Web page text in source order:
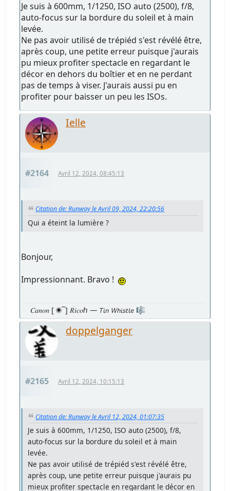
Je suis à 600mm, 1/1250, ISO auto (2500), f/8,
auto-focus sur la bordure du soleil et à main
levée.
Ne pas avoir utilisé de trépiéd s'est révélé être,
après coup, une petite erreur puisque j'aurais
pu mieux profiter spectacle en regardant le
décor en dehors du boîtier et en ne perdant
pas de temps à viser. J'aurais aussi pu en
profiter pour baisser un peu les ISOs.
Ielle
#2164 Avril 12, 2024, 08:45:13
Citation de: Runway le Avril 09, 2024, 22:20:56
Qui a éteint la lumière ?
Bonjour,
Impressionnant. Bravo !
𝐶𝑎𝑛𝑜𝑛 [ ◉¯] 𝑅𝑖𝑐𝑜ℎ — 𝘛𝘪𝘯 𝘞𝘩𝘪𝘴𝘵𝘭𝘦 🎼
doppelganger
#2165 Avril 12, 2024, 10:15:13
Citation de: Runway le Avril 12, 2024, 01:07:35
Je suis à 600mm, 1/1250, ISO auto (2500), f/8,
auto-focus sur la bordure du soleil et à main
levée.
Ne pas avoir utilisé de trépiéd s'est révélé être,
après coup, une petite erreur puisque j'aurais pu
mieux profiter spectacle en regardant le décor en